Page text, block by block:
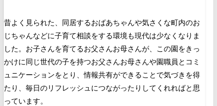
昔よく見られた、同居するおばあちゃんや気さくな町内のお
じちゃんなどに子育て相談をする環境も現代は少なくなりま
した。お子さんを育てるお父さんお母さんが、この園をきっ
かけに同じ世代の子を持つお父さんお母さんや園職員とコミ
ュニケーションをとり、情報共有ができることで気づきを得
たり、毎日のリフレッシュにつながったりしてくれればと思
っています。